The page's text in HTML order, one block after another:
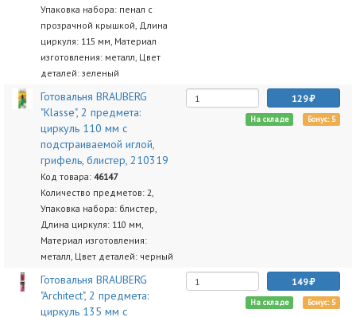
Упаковка набора: пенал с
прозрачной крышкой, Длина
циркуля: 115 мм, Материал
изготовления: металл, Цвет
деталей: зеленый
Готовальня BRAUBERG
"Klasse", 2 предмета:
циркуль 110 мм с
подстраиваемой иглой,
грифель, блистер, 210319
Код товара: 46147
Количество предметов: 2,
Упаковка набора: блистер,
Длина циркуля: 110 мм,
Материал изготовления:
металл, Цвет деталей: черный
129
На складе Бонус: 5
Готовальня BRAUBERG
"Architect", 2 предмета:
циркуль 135 мм с
149
На складе Бонус: 5